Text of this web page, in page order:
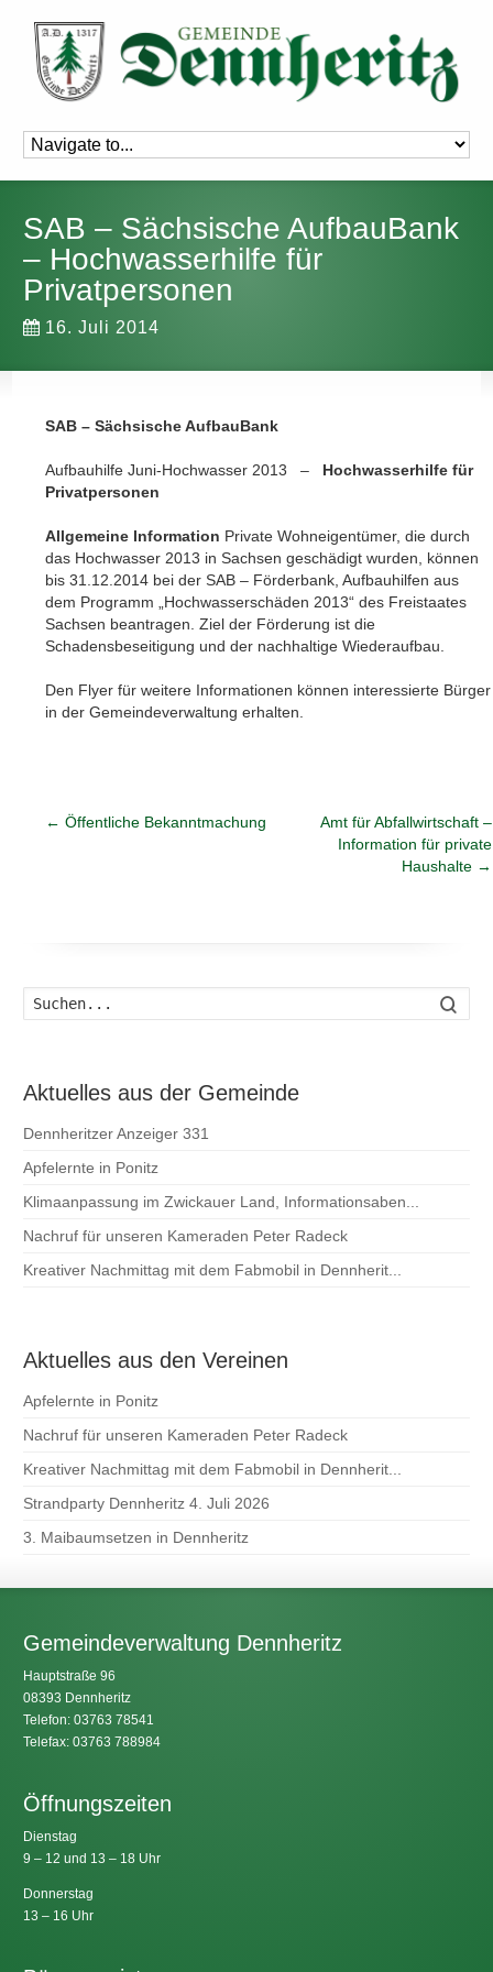
SAB – Sächsische AufbauBank
– Hochwasserhilfe für
Privatpersonen
16. Juli 2014
SAB – Sächsische AufbauBank
Aufbauhilfe Juni-Hochwasser 2013 – Hochwasserhilfe für
Privatpersonen
Allgemeine Information Private Wohneigentümer, die durch
das Hochwasser 2013 in Sachsen geschädigt wurden, können
bis 31.12.2014 bei der SAB – Förderbank, Aufbauhilfen aus
dem Programm „Hochwasserschäden 2013“ des Freistaates
Sachsen beantragen. Ziel der Förderung ist die
Schadensbeseitigung und der nachhaltige Wiederaufbau.
Den Flyer für weitere Informationen können interessierte Bürger
in der Gemeindeverwaltung erhalten.
← Öffentliche Bekanntmachung
Amt für Abfallwirtschaft –
Information für private
Haushalte →
Aktuelles aus der Gemeinde
Dennheritzer Anzeiger 331
Apfelernte in Ponitz
Klimaanpassung im Zwickauer Land, Informationsaben...
Nachruf für unseren Kameraden Peter Radeck
Kreativer Nachmittag mit dem Fabmobil in Dennherit...
Aktuelles aus den Vereinen
Apfelernte in Ponitz
Nachruf für unseren Kameraden Peter Radeck
Kreativer Nachmittag mit dem Fabmobil in Dennherit...
Strandparty Dennheritz 4. Juli 2026
3. Maibaumsetzen in Dennheritz
Gemeindeverwaltung Dennheritz
Hauptstraße 96
08393 Dennheritz
Telefon: 03763 78541
Telefax: 03763 788984
Öffnungszeiten
Dienstag
9 – 12 und 13 – 18 Uhr
Donnerstag
13 – 16 Uhr